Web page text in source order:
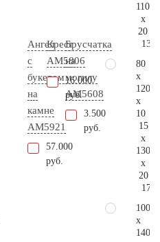
Ангел
с
букетом
на
камне
AM5921
57.000
руб.
Крест
AM5806
16.000
руб.
Брусчатка
на
могилу
AM5608
3.500
руб.
110
x
20
80
x
120
x
10
15
x
130
x
20
100
x
140